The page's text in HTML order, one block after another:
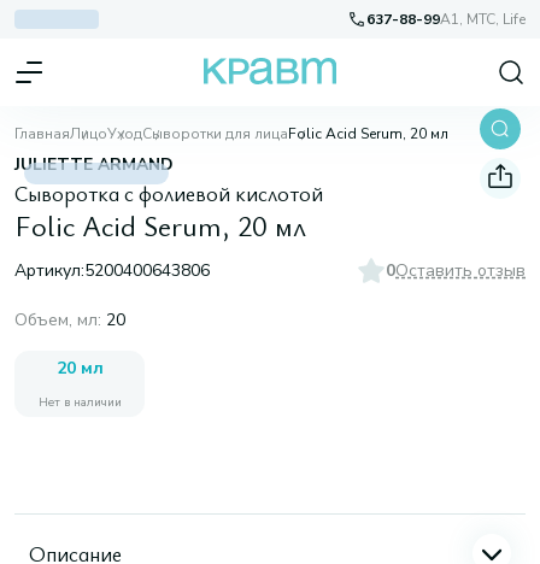
637-88-99A1, МТС, Life
ГлавнаяЛицоУходСыворотки для лицаFolic Acid Serum, 20 мл
JULIETTE ARMAND
Сыворотка с фолиевой кислотой
Folic Acid Serum, 20 мл
Артикул:5200400643806 0Оставить отзыв
Объем, мл: 20
20 мл
Нет в наличии
Описание